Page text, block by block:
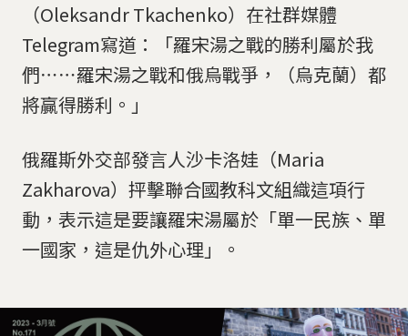
（Oleksandr Tkachenko）在社群媒體
Telegram寫道：「羅宋湯之戰的勝利屬於我
們⋯⋯羅宋湯之戰和俄烏戰爭，（烏克蘭）都
將贏得勝利。」
俄羅斯外交部發言人沙卡洛娃（Maria
Zakharova）抨擊聯合國教科文組織這項行
動，表示這是要讓羅宋湯屬於「單一民族、單
一國家，這是仇外心理」。